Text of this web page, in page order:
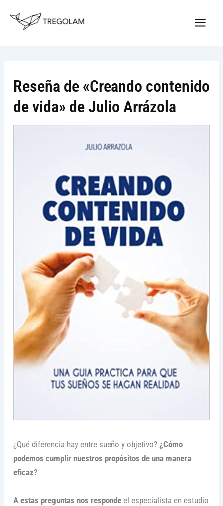
Reseña de «Creando contenido
de vida» de Julio Arrázola
¿Qué diferencia hay entre sueño y objetivo? ¿Cómo
podemos cumplir nuestros propósitos de una manera
eficaz?
A estas preguntas nos respondeel especialista en estudio